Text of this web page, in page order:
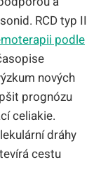
RCD typ II
podle
nových
prognózu
celiakie.
dráhy
cestu